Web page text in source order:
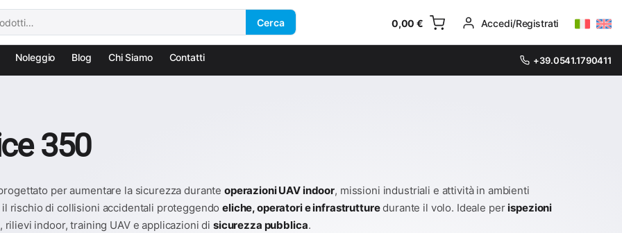
Cerca 0,00€ Accedi/Registrati
Noleggio Blog Chi Siamo Contatti +39.0541.1790411
350
per aumentare la sicurezza duranteoperazioni UAV indoor, missioni industriali e attività in ambienti
rischio di collisioni accidentali proteggendoeliche, operatori e infrastrutturedurante il volo. Ideale perispezioni
rilievi indoor, training UAV e applicazioni disicurezza pubblica.